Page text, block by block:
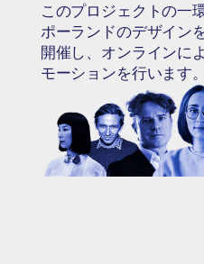
このプロジェクトの一
ポーランドのデザイン
開催し、オンラインに
モーションを行います。